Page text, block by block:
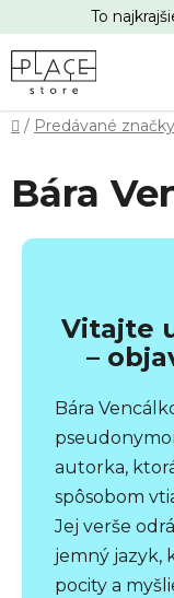
na
obsah
To
Domov
/ Predávané značky
Bára
Vitajte
–
Bára
autorka,
spôsobom
Jej verše
jemný jazyk,
pocity a